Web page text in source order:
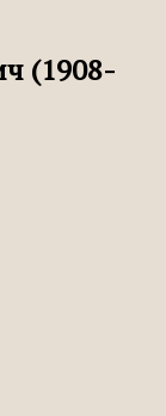
(1908-